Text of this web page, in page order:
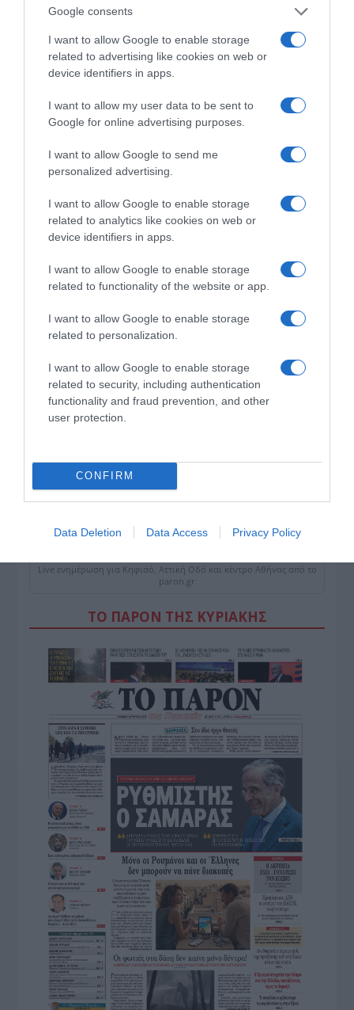
Google consents
I want to allow Google to enable storage
related to advertising like cookies on web or
device identifiers in apps.
I want to allow my user data to be sent to
Google for online advertising purposes.
I want to allow Google to send me
personalized advertising.
I want to allow Google to enable storage
related to analytics like cookies on web or
device identifiers in apps.
I want to allow Google to enable storage
related to functionality of the website or app.
I want to allow Google to enable storage
related to personalization.
I want to allow Google to enable storage
related to security, including authentication
functionality and fraud prevention, and other
user protection.
CONFIRM
Data Deletion Data Access Privacy Policy
το Super Cup
ΔΕΙΤΕ ΤΗΝ ΚΙΝΗΣΗ ΣΤΟΥΣ ΔΡΌΜΟΥΣ
Κίνηση Τώρα: Live Χάρτης Αθήνας
ΠΑΤΗΣΤΕ ΓΙΑ LIVE ΚΙΝΗΣΗ
Live ενημέρωση για Κηφισό, Αττική Οδό και κέντρο Αθήνας από το
paron.gr
ΤΟ ΠΑΡΟΝ ΤΗΣ ΚΥΡΙΑΚΗΣ